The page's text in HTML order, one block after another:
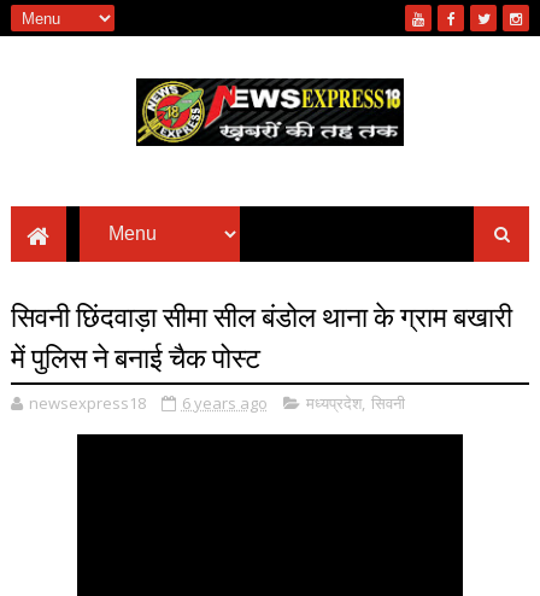
सिवनी छिंदवाड़ा सीमा सील बंडोल थाना के ग्राम बखारी
में पुलिस ने बनाई चैक पोस्ट
newsexpress18 6 years ago मध्यप्रदेश, सिवनी